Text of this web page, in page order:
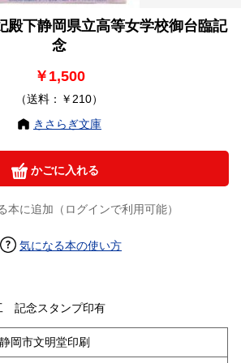
下静岡県立高等女学校御台臨記
念
￥1,500
（送料：￥210）
きさらぎ文庫
かごに入れる
本に追加（ログインで利用可能）
気になる本の使い方
記念スタンプ印有
静岡市文明堂印刷